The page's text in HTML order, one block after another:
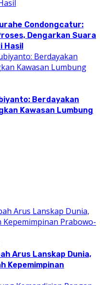
Condongcatur:
Dengarkan Suara
Hasil
Berdayakan
Kawasan Lumbung
Arus Lanskap Dunia,
Kepemimpinan